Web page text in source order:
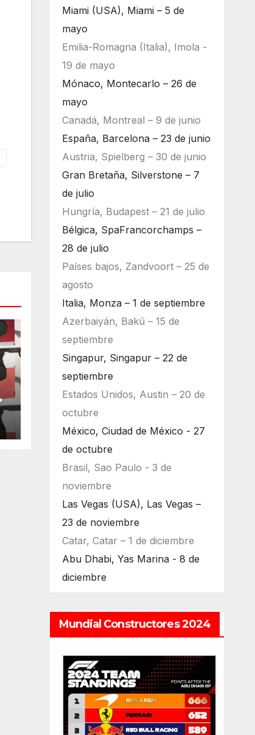
Miami (USA), Miami – 5 de
mayo
Emilia-Romagna (Italia), Imola -
19 de mayo
Mónaco, Montecarlo – 26 de
mayo
Canadá, Montreal – 9 de junio
España, Barcelona – 23 de junio
Austria, Spielberg – 30 de junio
Gran Bretaña, Silverstone – 7
de julio
Hungría, Budapest – 21 de julio
Bélgica, SpaFrancorchamps –
28 de julio
Países bajos, Zandvoort – 25 de
agosto
Italia, Monza – 1 de septiembre
Azerbaiyán, Bakú – 15 de
septiembre
Singapur, Singapur – 22 de
septiembre
Estados Unidos, Austin – 20 de
octubre
México, Ciudad de México - 27
de octubre
Brasil, Sao Paulo - 3 de
noviembre
Las Vegas (USA), Las Vegas –
23 de noviembre
Catar, Catar – 1 de diciembre
Abu Dhabi, Yas Marina - 8 de
diciembre
Mundial Constructores 2024